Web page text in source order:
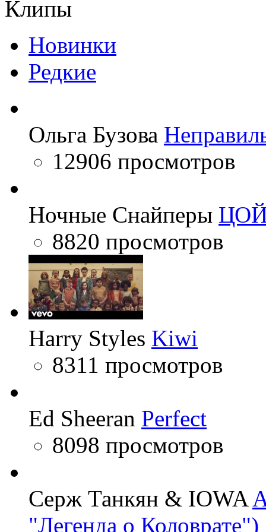
Клипы
Новинки
Редкие
Ольга Бузова
12906 просмотров
Ночные Снайперы
8820 просмотров
Harry Styles Kiwi
8311 просмотров
Ed Sheeran Perfect
8098 просмотров
Серж Танкян & IOWA
"Легенда о Коловрате")